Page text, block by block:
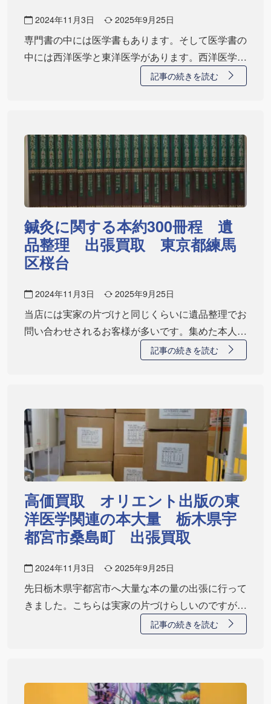
2024年11月3日 2025年9月25日
専門書の中には医学書もあります。そして医学書の
中には西洋医学と東洋医学があります。西洋医学は
記事の続きを読む
鍼灸に関する本約300冊程 遺
品整理 出張買取 東京都練馬
区桜台
2024年11月3日 2025年9月25日
当店には実家の片づけと同じくらいに遺品整理でお
問い合わせされるお客様が多いです。集めた本人じ
記事の続きを読む
高価買取 オリエント出版の東
洋医学関連の本大量 栃木県宇
都宮市桑島町 出張買取
2024年11月3日 2025年9月25日
先日栃木県宇都宮市へ大量な本の量の出張に行って
きました。こちらは実家の片づけらしいのですが、
記事の続きを読む